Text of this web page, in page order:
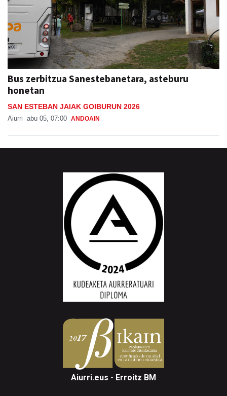
Bus zerbitzua Sanestebanetara, asteburu
honetan
SAN ESTEBAN JAIAK GOIBURUN 2026
Aiurri abu 05, 07:00 ANDOAIN
Aiurri.eus - Erroitz BM